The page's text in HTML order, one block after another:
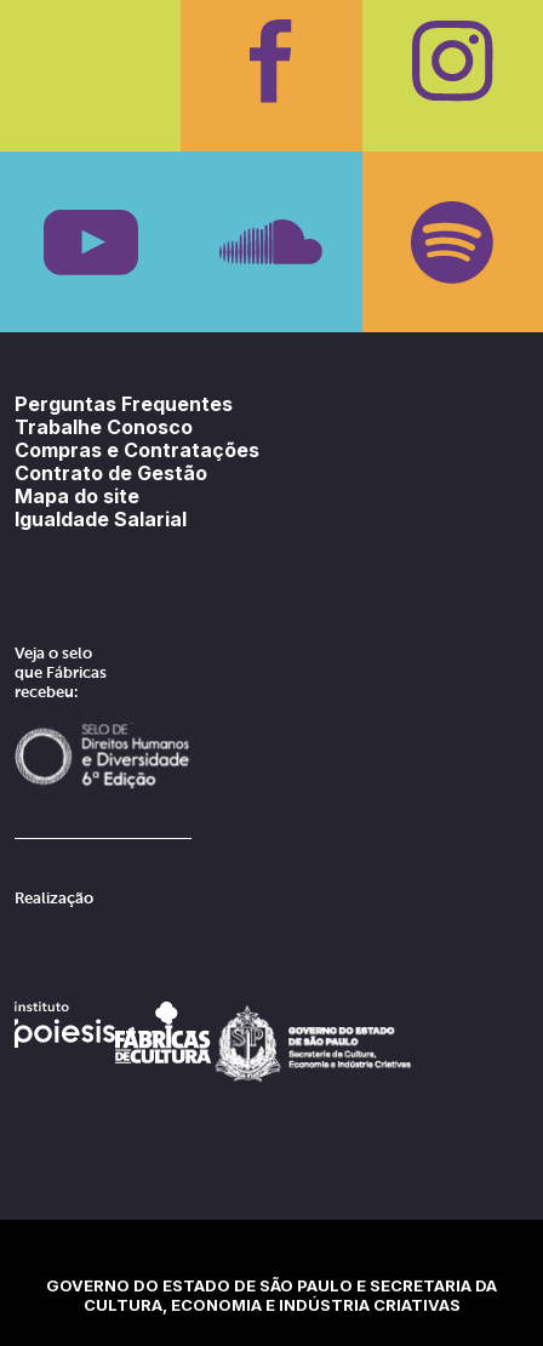
Facebook
Perguntas Frequentes
Trabalhe Conosco
Compras e Contratações
Contrato de Gestão
Mapa do site
Igualdade Salarial
Veja o selo
que Fábricas
recebeu:
Realização
GOVERNO DO ESTADO DE SÃO PAULO E SECRETARIA DA
CULTURA, ECONOMIA E INDÚSTRIA CRIATIVAS